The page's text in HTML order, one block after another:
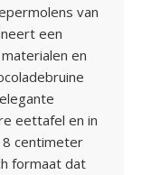
van
een
en
eettafel en in
centimeter
formaat dat